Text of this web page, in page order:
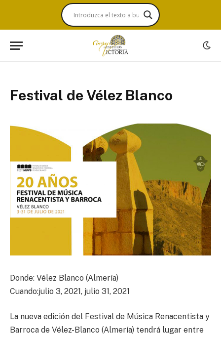
Festival de Vélez Blanco
Donde: Vélez Blanco (Almería)
Cuando:julio 3, 2021, julio 31, 2021
La nueva edición del Festival de Música Renacentista y
Barroca de Vélez-Blanco (Almería) tendrá lugar entre